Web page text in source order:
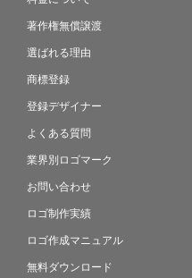
著作権無償譲渡
選ばれる理由
商標登録
登録デザイナー
よくある質問
業界別ロゴマーク
お問い合わせ
ロゴ制作実績
ロゴ作成マニュアル
無料ダウンロード